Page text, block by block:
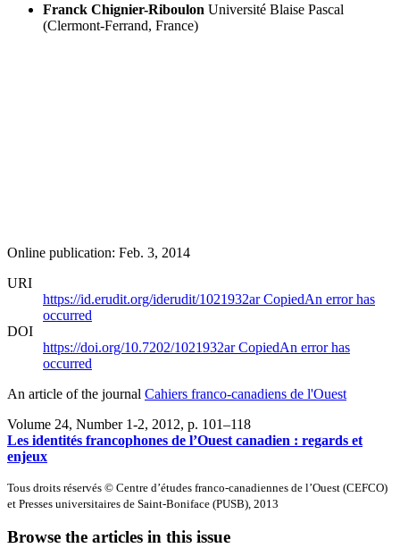
Franck Chignier-Riboulon Université Blaise Pascal
(Clermont-Ferrand, France)
Online publication: Feb. 3, 2014
URI
https://id.erudit.org/iderudit/1021932arCopiedAn error has
occurred
DOI
https://doi.org/10.7202/1021932arCopiedAn error has
occurred
An article of the journal Cahiers franco-canadiens de l'Ouest
Volume 24, Number 1-2, 2012, p. 101–118
Les identités francophones de l’Ouest canadien : regards et
enjeux
Tous droits réservés © Centre d’études franco-canadiennes de l’Ouest (CEFCO)
et Presses universitaires de Saint-Boniface (PUSB), 2013
Browse the articles in this issue